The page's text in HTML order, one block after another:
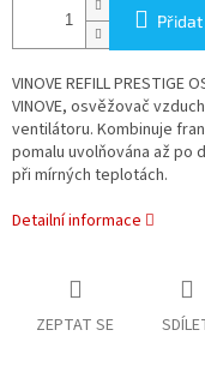
VINOVE REFILL
VINOVE, osvěžovač
ventilátoru. Kombinuje
pomalu uvolňována až po
při mírných teplotách.
Detailní informace
ZEPTAT SE